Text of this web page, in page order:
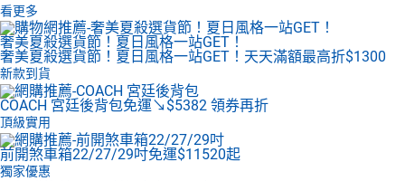
看更多
奢美夏殺選貨節！夏日風格一站GET！
奢美夏殺選貨節！夏日風格一站GET！天天滿額最高折$1300
新款到貨
COACH 宮廷後背包免運↘$5382 領券再折
頂級實用
前開煞車箱22/27/29吋免運$11520起
獨家優惠